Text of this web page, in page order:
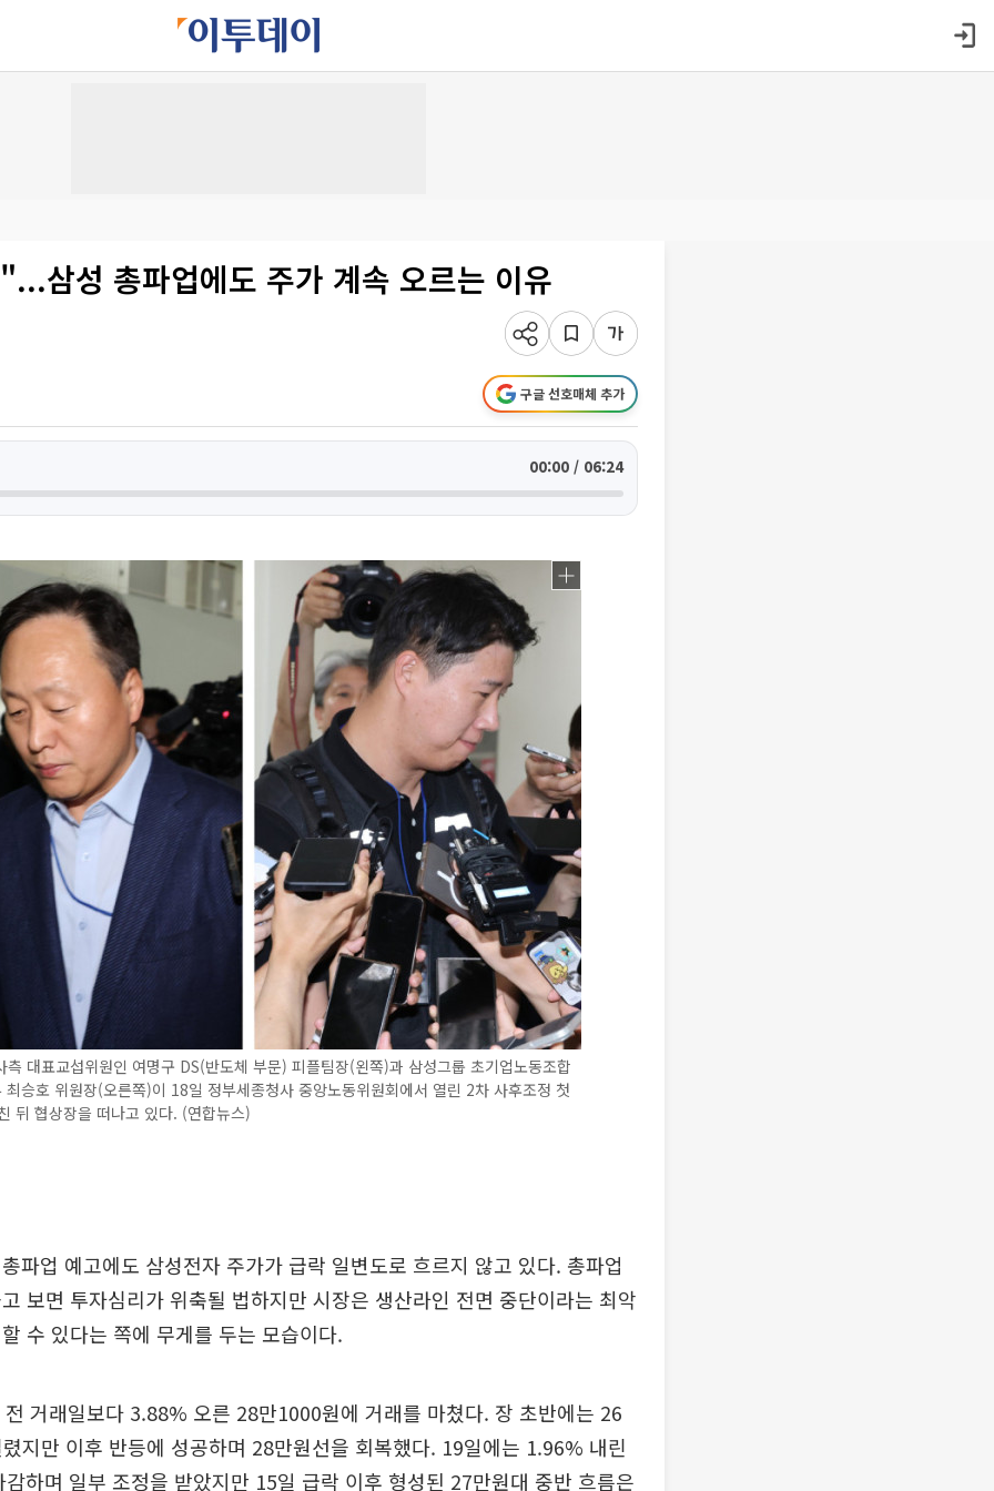
삼성 총파업에도 주가 계속 오르는 이유
구글 선호매체 추가
00:00 / 06:24
대표교섭위원인 여명구 DS(반도체 부문) 피플팀장(왼쪽)과 삼성그룹 초기업노동조합
최승호 위원장(오른쪽)이 18일 정부세종청사 중앙노동위원회에서 열린 2차 사후조정 첫
뒤 협상장을 떠나고 있다. (연합뉴스)
파업 예고에도 삼성전자 주가가 급락 일변도로 흐르지 않고 있다. 총파업
보면 투자심리가 위축될 법하지만 시장은 생산라인 전면 중단이라는 최악
수 있다는 쪽에 무게를 두는 모습이다.
거래일보다 3.88% 오른 28만1000원에 거래를 마쳤다. 장 초반에는 26
지만 이후 반등에 성공하며 28만원선을 회복했다. 19일에는 1.96% 내린
하며 일부 조정을 받았지만 15일 급락 이후 형성된 27만원대 중반 흐름은